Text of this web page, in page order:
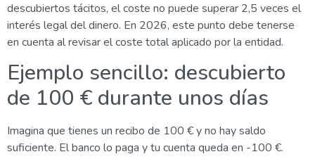
descubiertos tácitos, el coste no puede superar 2,5 veces el
interés legal del dinero. En 2026, este punto debe tenerse
en cuenta al revisar el coste total aplicado por la entidad.
Ejemplo sencillo: descubierto
de 100 € durante unos días
Imagina que tienes un recibo de 100 € y no hay saldo
suficiente. El banco lo paga y tu cuenta queda en -100 €.